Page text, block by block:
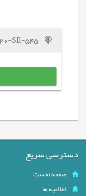
دسترسی سریع
صفحه نخست
اطلاعیه ها